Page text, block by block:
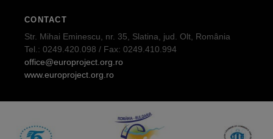
CONTACT
Str. Mihai Eminescu, nr. 35, Slatina, jud. Olt, România
Tel.: 0249.420.098 / Fax: 0249.410.994
office@europroject.org.ro
www.europroject.org.ro